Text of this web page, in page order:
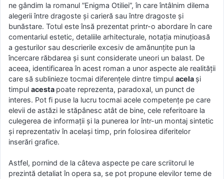
ne gândim la romanul ”Enigma Otiliei”, în care întâlnim dilema
alegerii între dragoste și carieră sau între dragoste și
bunăstare. Totul este însă prezentat printr-o abordare în care
comentariul estetic, detaliile arhitecturale, notația minuțioasă
a gesturilor sau descrierile excesiv de amănunțite pun la
încercare răbdarea și sunt considerate uneori un balast. De
aceea, identificarea în acest roman a unor aspecte ale realității
care să sublinieze tocmai diferențele dintre timpul acela și
timpul acesta poate reprezenta, paradoxal, un punct de
interes. Pot fi puse la lucru tocmai acele competențe pe care
elevii de astăzi le stăpânesc atât de bine, cele referitoare la
culegerea de informații și la punerea lor într-un montaj sintetic
și reprezentativ în același timp, prin folosirea diferitelor
inserări grafice.
Astfel, pornind de la câteva aspecte pe care scriitorul le
prezintă detaliat în opera sa, se pot propune elevilor teme de